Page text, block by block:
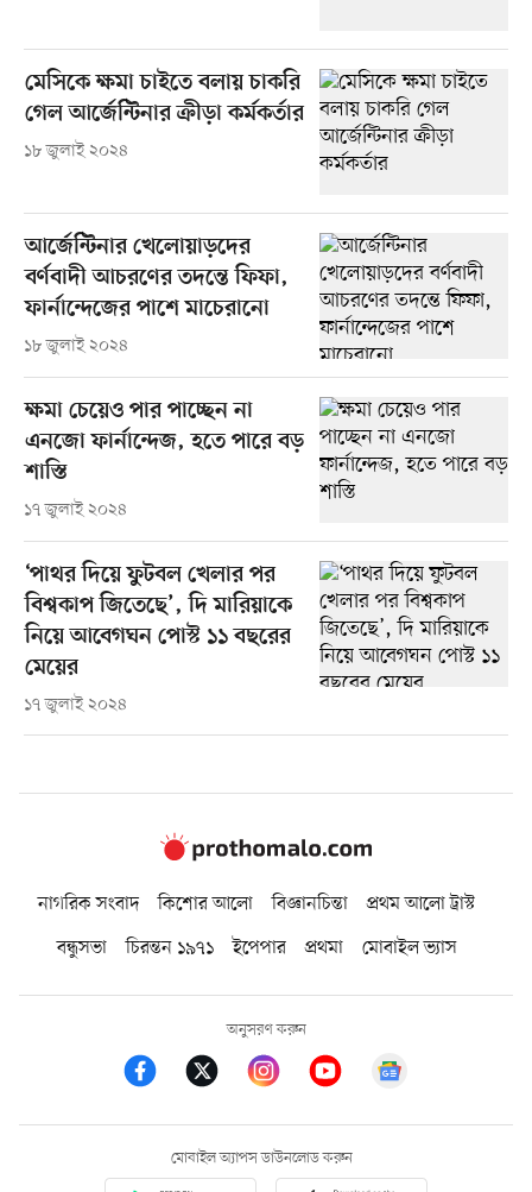
মেসিকে ক্ষমা চাইতে বলায় চাকরি
গেল আর্জেন্টিনার ক্রীড়া কর্মকর্তার
১৮ জুলাই ২০২৪
আর্জেন্টিনার খেলোয়াড়দের
বর্ণবাদী আচরণের তদন্তে ফিফা,
ফার্নান্দেজের পাশে মাচেরানো
১৮ জুলাই ২০২৪
ক্ষমা চেয়েও পার পাচ্ছেন না
এনজো ফার্নান্দেজ, হতে পারে বড়
শাস্তি
১৭ জুলাই ২০২৪
‘পাথর দিয়ে ফুটবল খেলার পর
বিশ্বকাপ জিতেছে’, দি মারিয়াকে
নিয়ে আবেগঘন পোস্ট ১১ বছরের
মেয়ের
১৭ জুলাই ২০২৪
নাগরিক সংবাদ কিশোর আলো বিজ্ঞানচিন্তা
প্রথম আলো ট্রাস্ট
বন্ধুসভা
চিরন্তন ১৯৭১ ইপেপার প্রথমা মোবাইল ভ্যাস
অনুসরণ করুন
মোবাইল অ্যাপস ডাউনলোড করুন